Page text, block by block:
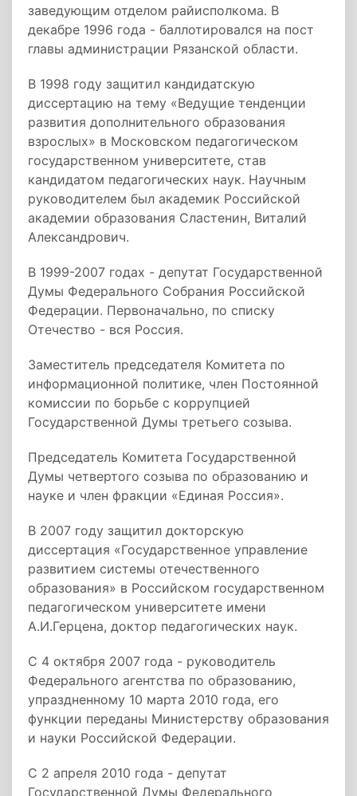
заведующим отделом райисполкома. В
декабре 1996 года - баллотировался на пост
главы администрации Рязанской области.
В 1998 году защитил кандидатскую
диссертацию на тему «Ведущие тенденции
развития дополнительного образования
взрослых» в Московском педагогическом
государственном университете, став
кандидатом педагогических наук. Научным
руководителем был академик Российской
академии образования Сластенин, Виталий
Александрович.
В 1999-2007 годах - депутат Государственной
Думы Федерального Собрания Российской
Федерации. Первоначально, по списку
Отечество - вся Россия.
Заместитель председателя Комитета по
информационной политике, член Постоянной
комиссии по борьбе с коррупцией
Государственной Думы третьего созыва.
Председатель Комитета Государственной
Думы четвертого созыва по образованию и
науке и член фракции «Единая Россия».
В 2007 году защитил докторскую
диссертация «Государственное управление
развитием системы отечественного
образования» в Российском государственном
педагогическом университете имени
А.И.Герцена, доктор педагогических наук.
С 4 октября 2007 года - руководитель
Федерального агентства по образованию,
упраздненному 10 марта 2010 года, его
функции переданы Министерству образования
и науки Российской Федерации.
C 2 апреля 2010 года - депутат
Государственной Думы Федерального